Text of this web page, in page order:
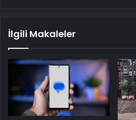
İlgili Makaleler